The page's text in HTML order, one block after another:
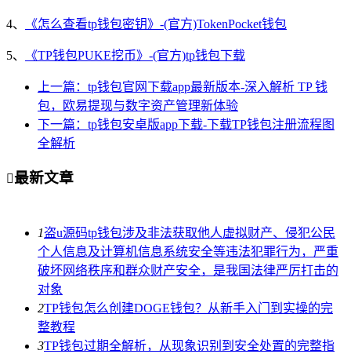
4、 《怎么查看tp钱包密钥》-(官方)TokenPocket钱包
5、 《TP钱包PUKE挖币》-(官方)tp钱包下载
上一篇：tp钱包官网下载app最新版本-深入解析 TP 钱
包，欧易提现与数字资产管理新体验
下一篇：tp钱包安卓版app下载-下载TP钱包注册流程图
全解析
最新文章
1盗u源码tp钱包涉及非法获取他人虚拟财产、侵犯公民
个人信息及计算机信息系统安全等违法犯罪行为，严重
破坏网络秩序和群众财产安全，是我国法律严厉打击的
对象
2TP钱包怎么创建DOGE钱包？从新手入门到实操的完
整教程
3TP钱包过期全解析，从现象识别到安全处置的完整指